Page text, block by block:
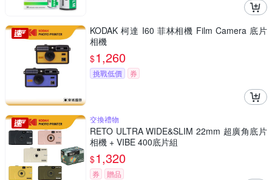
KODAK 柯達 I60 菲林相機 Film Camera 底片
相機
$1,260
挑戰低價 券
交換禮物
RETO ULTRA WIDE&SLIM 22mm 超廣角底片
相機 + VIBE 400底片組
$1,320
券 贈品